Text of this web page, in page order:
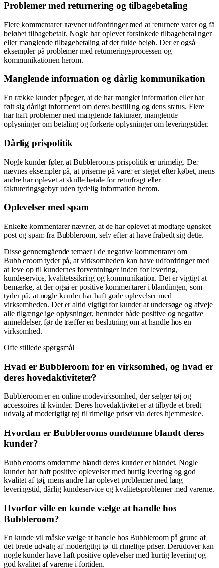
Problemer med returnering og tilbagebetaling
Flere kommentarer nævner udfordringer med at returnere varer og få
beløbet tilbagebetalt. Nogle har oplevet forsinkede tilbagebetalinger
eller manglende tilbagebetaling af det fulde beløb. Der er også
eksempler på problemer med returneringsprocessen og
kommunikationen herom.
Manglende information og dårlig kommunikation
En række kunder påpeger, at de har manglet information eller har
følt sig dårligt informeret om deres bestilling og dens status. Flere
har haft problemer med manglende fakturaer, manglende
oplysninger om betaling og forkerte oplysninger om leveringstider.
Dårlig prispolitik
Nogle kunder føler, at Bubblerooms prispolitik er urimelig. Der
nævnes eksempler på, at priserne på varer er steget efter købet, mens
andre har oplevet at skulle betale for returfragt eller
faktureringsgebyr uden tydelig information herom.
Oplevelser med spam
Enkelte kommentarer nævner, at de har oplevet at modtage uønsket
post og spam fra Bubbleroom, selv efter at have frabedt sig dette.
Disse gennemgående temaer i de negative kommentarer om
Bubbleroom tyder på, at virksomheden kan have udfordringer med
at leve op til kundernes forventninger inden for levering,
kundeservice, kvalitetssikring og kommunikation. Det er vigtigt at
bemærke, at der også er positive kommentarer i blandingen, som
tyder på, at nogle kunder har haft gode oplevelser med
virksomheden. Det er altid vigtigt for kunder at undersøge og afveje
alle tilgængelige oplysninger, herunder både positive og negative
anmeldelser, før de træffer en beslutning om at handle hos en
virksomhed.
Ofte stillede spørgsmål
Hvad er Bubbleroom for en virksomhed, og hvad er
deres hovedaktiviteter?
Bubbleroom er en online modevirksomhed, der sælger tøj og
accessoires til kvinder. Deres hovedaktivitet er at tilbyde et bredt
udvalg af moderigtigt tøj til rimelige priser via deres hjemmeside.
Hvordan er Bubblerooms omdømme blandt deres
kunder?
Bubblerooms omdømme blandt deres kunder er blandet. Nogle
kunder har haft positive oplevelser med hurtig levering og god
kvalitet af tøj, mens andre har oplevet problemer med lang
leveringstid, dårlig kundeservice og kvalitetsproblemer med varerne.
Hvorfor ville en kunde vælge at handle hos
Bubbleroom?
En kunde vil måske vælge at handle hos Bubbleroom på grund af
det brede udvalg af moderigtigt tøj til rimelige priser. Derudover kan
nogle kunder have haft positive oplevelser med hurtig levering og
god kvalitet af varerne i fortiden.